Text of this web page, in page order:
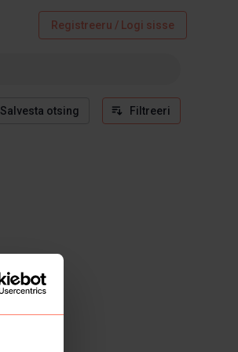
Registreeru / Logi sisse
Salvesta otsing Filtreeri